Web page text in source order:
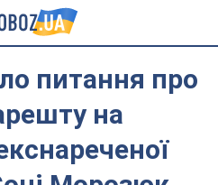
питання про
на